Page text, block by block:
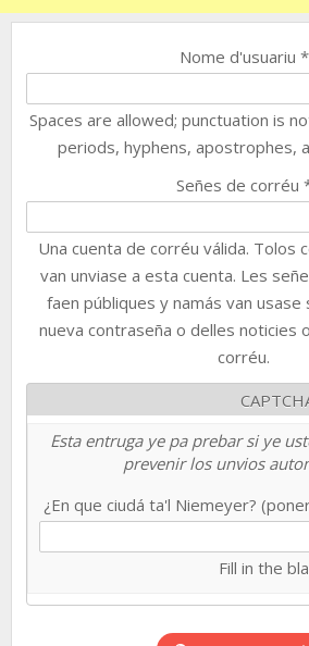
Nome d'usuariu *
Spaces are allowed; punctuation is
periods, hyphens, apostrophes,
Señes de corréu
Una cuenta de corréu válida. Tolos
van unviase a esta cuenta. Les
faen públiques y namás van usase
nueva contraseña o delles noticies
corréu.
Esta entruga ye pa prebar si ye
prevenir los unvios
¿En que ciudá ta'l Niemeyer?
Fill in the